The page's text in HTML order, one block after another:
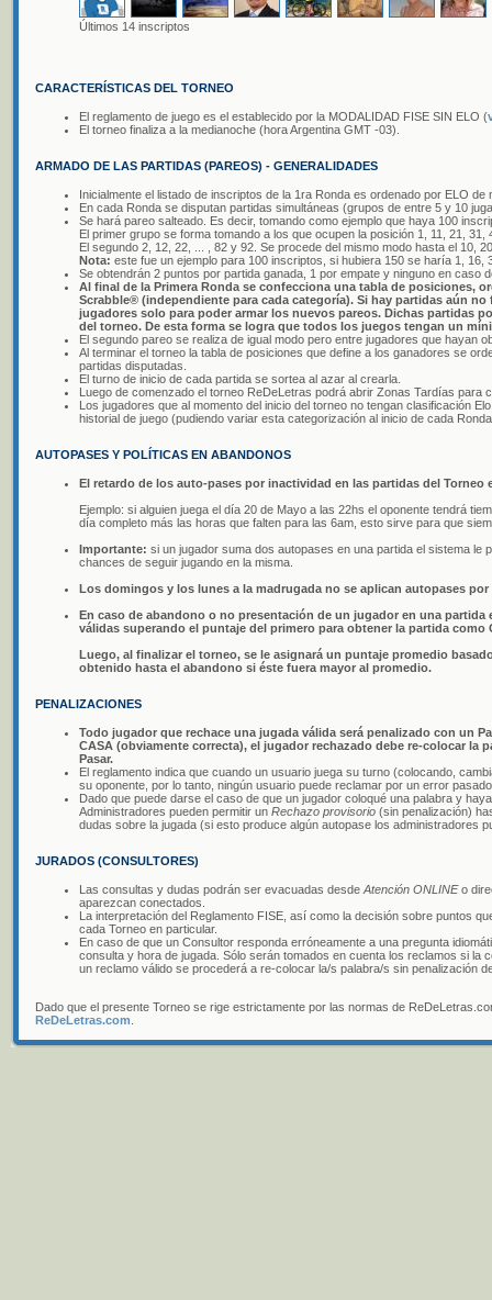
Últimos 14 inscriptos
CARACTERÍSTICAS DEL TORNEO
El reglamento de juego es el establecido por la MODALIDAD FISE SIN ELO (
El torneo finaliza a la medianoche (hora Argentina GMT -03).
ARMADO DE LAS PARTIDAS (PAREOS) - GENERALIDADES
Inicialmente el listado de inscriptos de la 1ra Ronda es ordenado por ELO
En cada Ronda se disputan partidas simultáneas (grupos de entre 5 y 10
Se hará pareo salteado. Es decir, tomando como ejemplo que haya 100
El primer grupo se forma tomando a los que ocupen la posición 1, 11, 21,
El segundo 2, 12, 22, ... , 82 y 92. Se procede del mismo modo hasta el 10,
Nota: este fue un ejemplo para 100 inscriptos, si hubiera 150 se haría 1, 16,
Se obtendrán 2 puntos por partida ganada, 1 por empate y ninguno en caso
Al final de la Primera Ronda se confecciona una tabla de posiciones,
Scrabble® (independiente para cada categoría). Si hay partidas aún
jugadores solo para poder armar los nuevos pareos. Dichas partidas
del torneo. De esta forma se logra que todos los juegos tengan un
El segundo pareo se realiza de igual modo pero entre jugadores que hayan
Al terminar el torneo la tabla de posiciones que define a los ganadores se
partidas disputadas.
El turno de inicio de cada partida se sortea al azar al crearla.
Luego de comenzado el torneo ReDeLetras podrá abrir Zonas Tardías para
Los jugadores que al momento del inicio del torneo no tengan clasificación
historial de juego (pudiendo variar esta categorización al inicio de cada
AUTOPASES Y POLÍTICAS EN ABANDONOS
El retardo de los auto-pases por inactividad en las partidas del Torneo
Ejemplo: si alguien juega el día 20 de Mayo a las 22hs el oponente tendrá
día completo más las horas que falten para las 6am, esto sirve para que
Importante: si un jugador suma dos autopases en una partida el sistema le
chances de seguir jugando en la misma.
Los domingos y los lunes a la madrugada no se aplican autopases por
En caso de abandono o no presentación de un jugador en una
válidas superando el puntaje del primero para obtener la partida como
Luego, al finalizar el torneo, se le asignará un puntaje promedio
obtenido hasta el abandono si éste fuera mayor al promedio.
PENALIZACIONES
Todo jugador que rechace una jugada válida será penalizado con un
CASA (obviamente correcta), el jugador rechazado debe re-colocar la
Pasar.
El reglamento indica que cuando un usuario juega su turno (colocando,
su oponente, por lo tanto, ningún usuario puede reclamar por un error
Dado que puede darse el caso de que un jugador coloqué una palabra y
Administradores pueden permitir un Rechazo provisorio (sin penalización)
dudas sobre la jugada (si esto produce algún autopase los administradores
JURADOS (CONSULTORES)
Las consultas y dudas podrán ser evacuadas desde Atención ONLINEo
aparezcan conectados.
La interpretación del Reglamento FISE, así como la decisión sobre puntos
cada Torneo en particular.
En caso de que un Consultor responda erróneamente a una pregunta
consulta y hora de jugada. Sólo serán tomados en cuenta los reclamos si la
un reclamo válido se procederá a re-colocar la/s palabra/s sin penalización
Dado que el presente Torneo se rige estrictamente por las normas de
ReDeLetras.com